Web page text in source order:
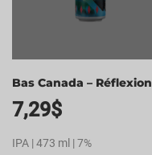
Bas Canada – Réflexion
7,29$
IPA | 473 ml | 7%